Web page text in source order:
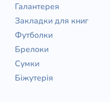
Галантерея
Закладки для книг
Футболки
Брелоки
Сумки
Біжутерія